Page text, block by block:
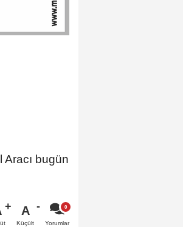
Aracı bugün
A
Küçült Yorumlar